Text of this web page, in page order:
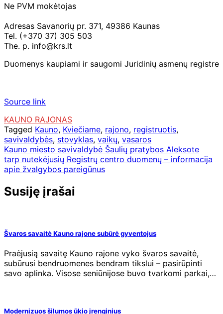
Ne PVM mokėtojas
Adresas Savanorių pr. 371, 49386 Kaunas
Tel. (+370 37) 305 503
The. p. info@krs.lt
Duomenys kaupiami ir saugomi Juridinių asmenų registre
Source link
KAUNO RAJONAS
Tagged Kauno, Kviečiame, rajono, registruotis,
savivaldybės, stovyklas, vaikų, vasaros
Navigacija
tarp
Kauno miesto savivaldybė Šaulių pratybos Aleksote
tarp nutekėjusių Registrų centro duomenų – informacija
apie žvalgybos pareigūnus
Susiję įrašai
Švaros savaitė Kauno rajone subūrė gyventojus
Praėjusią savaitę Kauno rajone vyko švaros savaitė,
subūrusi bendruomenes bendram tikslui – pasirūpinti
savo aplinka. Visose seniūnijose buvo tvarkomi parkai,…
Modernizuos šilumos ūkio įrenginius